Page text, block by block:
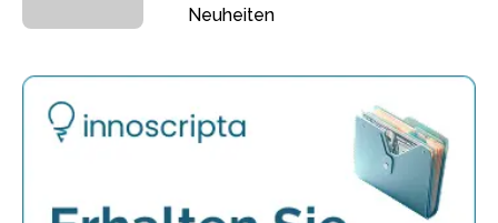
Neuheiten